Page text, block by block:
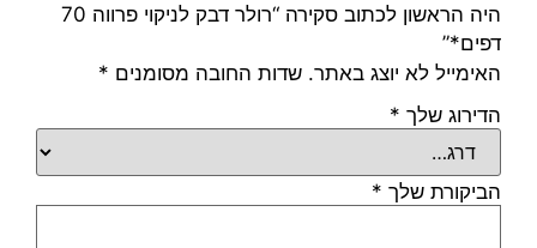
היה הראשון לכתוב סקירה “רולר דבק לניקוי פרווה 70
דפים*”
האימייל לא יוצג באתר. שדות החובה מסומנים *
הדירוג שלך *
הביקורת שלך *